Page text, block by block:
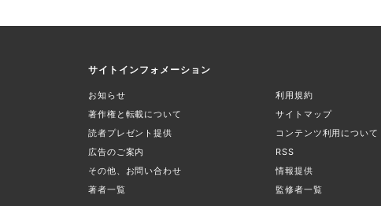
サイトインフォメーション
お知らせ 利用規約
著作権と転載について
サイトマップ
読者プレゼント提供
コンテンツ利用について
広告のご案内
RSS
その他、お問い合わせ
情報提供
著者一覧
監修者一覧